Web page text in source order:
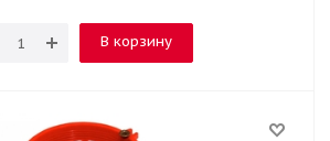
В корзину